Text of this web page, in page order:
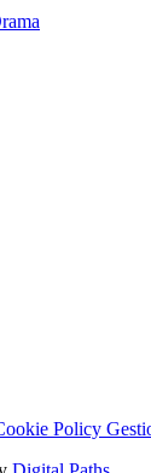
Policy